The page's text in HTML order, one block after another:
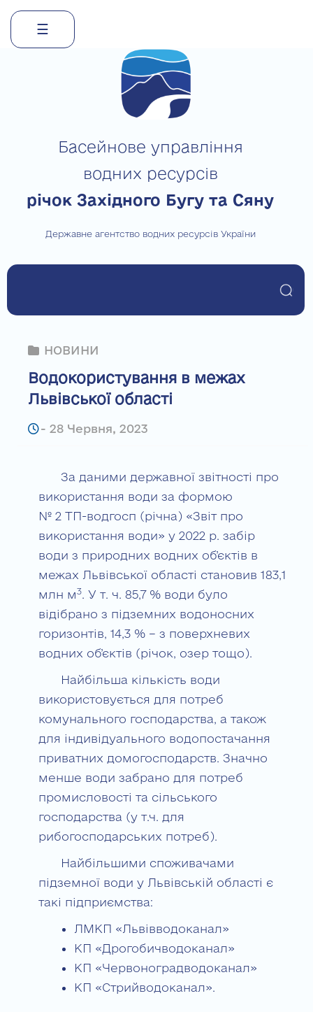
☰
Басейнове управління
водних ресурсів
річок Західного Бугу та Сяну
Державне агентство водних ресурсів України
НОВИНИ
Водокористування в межах
Львівської області
- 28 Червня, 2023
За даними державної звітності про
використання води за формою
№ 2 ТП-водгосп (річна) «Звіт про
використання води» у 2022 р. забір
води з природних водних об’єктів в
межах Львівської області становив 183,1
млн м3. У т. ч. 85,7 % води було
відібрано з підземних водоносних
горизонтів, 14,3 % – з поверхневих
водних об’єктів (річок, озер тощо).
Найбільша кількість води
використовується для потреб
комунального господарства, а також
для індивідуального водопостачання
приватних домогосподарств. Значно
менше води забрано для потреб
промисловості та сільського
господарства (у т.ч. для
рибогосподарських потреб).
Найбільшими споживачами
підземної води у Львівській області є
такі підприємства:
ЛМКП «Львівводоканал»
КП «Дрогобичводоканал»
КП «Червоноградводоканал»
КП «Стрийводоканал».